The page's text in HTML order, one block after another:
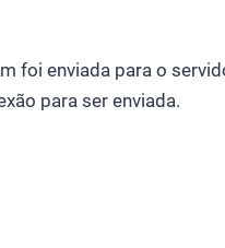
foi enviada para o
para ser enviada.